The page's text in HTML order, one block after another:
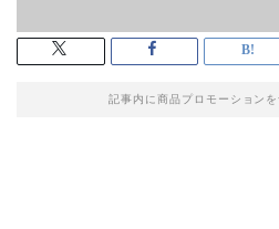
記事内に商品プロモーション